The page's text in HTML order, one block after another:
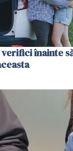
verifici înainte